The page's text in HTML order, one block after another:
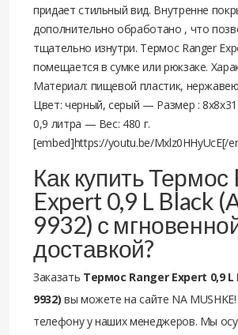
придает стильный вид. Внутренне
дополнительно обработано , что
тщательно изнутри. Термос Ranger
помещается в сумке или рюкзаке.
Материал: пищевой пластик,
Цвет: черный, серый — Размер :
0,9 литра — Вес: 480 г.
[embed]https://youtu.be/Mxlz0HHyUcE[/
Как купить Термос
Expert 0,9 L Black
9932) с
доставкой?
Заказать Термос Ranger Expert 0,9 L
9932) вы можете на сайте NA
телефону у наших менеджеров. Мы